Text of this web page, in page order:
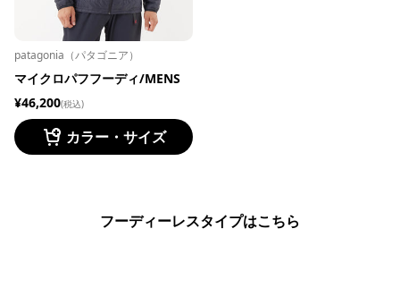
patagonia（パタゴニア）
マイクロパフフーディ/MENS
¥46,200(税込)
カラー・サイズ
フーディーレスタイプはこちら